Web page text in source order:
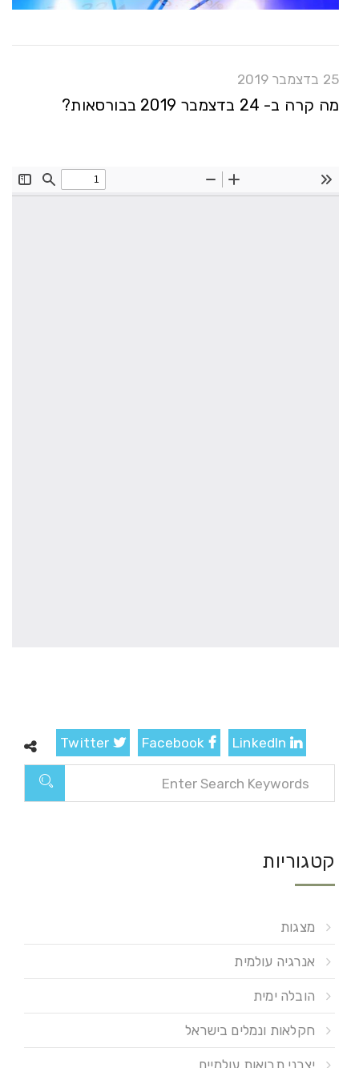
25 בדצמבר 2019
מה קרה ב- 24 בדצמבר 2019 בבורסאות?
קטגוריות
מצגות
אנרגיה עולמית
הובלה ימית
חקלאות ונמלים בישראל